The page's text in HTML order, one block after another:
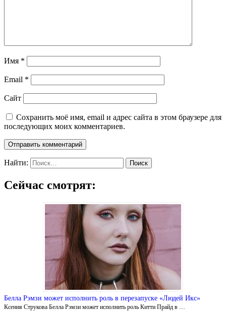
Имя *
Email *
Сайт
Сохранить моё имя, email и адрес сайта в этом браузере для
последующих моих комментариев.
Найти:
Сейчас смотрят:
Белла Рэмзи может исполнить роль в перезапуске «Людей Икс»
Ксения Струкова Белла Рэмзи может исполнить роль Китти Прайд в …